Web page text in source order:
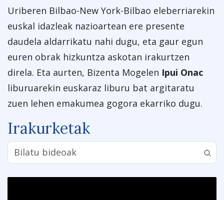
Uriberen Bilbao-New York-Bilbao eleberriarekin
euskal idazleak nazioartean ere presente
daudela aldarrikatu nahi dugu, eta gaur egun
euren obrak hizkuntza askotan irakurtzen
direla. Eta aurten, Bizenta Mogelen Ipui Onac
liburuarekin euskaraz liburu bat argitaratu
zuen lehen emakumea gogora ekarriko dugu.
Irakurketak